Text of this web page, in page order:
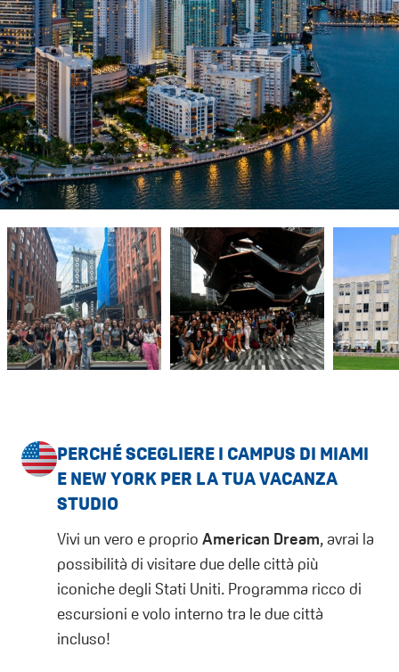
PERCHÉ SCEGLIERE I CAMPUS DI MIAMI
E NEW YORK PER LA TUA VACANZA
STUDIO
Vivi un vero e proprio American Dream, avrai la
possibilità di visitare due delle città più
iconiche degli Stati Uniti. Programma ricco di
escursioni e volo interno tra le due città
incluso!